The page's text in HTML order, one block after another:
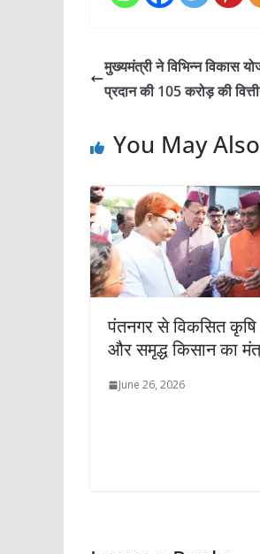
मुख्यमंत्री ने विभिन्न विकास
प्रदान की 105 करोड़ की
You May
पंतनगर से विकसित कृषि
और समृद्ध किसान का
June 26, 2026